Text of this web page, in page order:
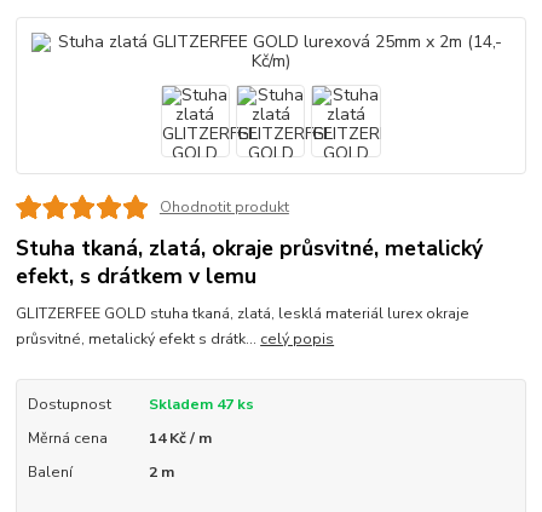
Ohodnotit produkt
Stuha tkaná, zlatá, okraje průsvitné, metalický
efekt, s drátkem v lemu
GLITZERFEE GOLD stuha tkaná, zlatá, lesklá materiál lurex okraje
průsvitné, metalický efekt s drátk... celý popis
Dostupnost
Skladem 47 ks
Měrná cena
14 Kč / m
Balení
2 m